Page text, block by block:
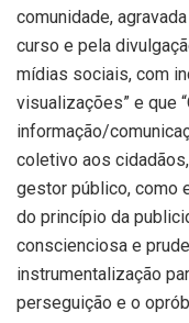
comunidade,
curso e pela
mídias sociais, com
visualizações” e que
informação/
coletivo aos
gestor público, como
do princípio da
conscienciosa e
instrumentalização
perseguição e o